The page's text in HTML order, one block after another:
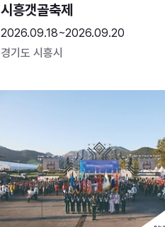
시흥갯골축제
2026.09.18~2026.09.20
경기도 시흥시